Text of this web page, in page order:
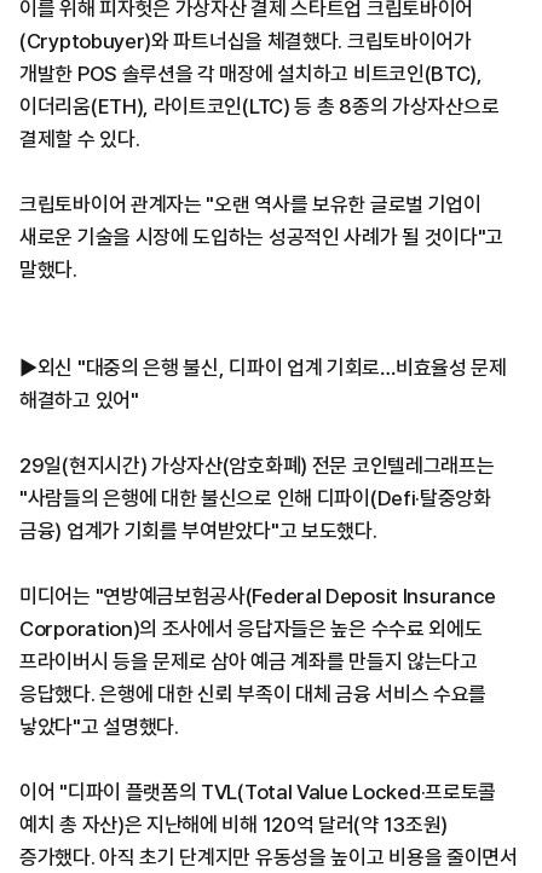
이를 위해 피자헛은 가상자산 결제 스타트업 크립토바이어
(Cryptobuyer)와 파트너십을 체결했다. 크립토바이어가
개발한 POS 솔루션을 각 매장에 설치하고 비트코인(BTC),
이더리움(ETH), 라이트코인(LTC) 등 총 8종의 가상자산으로
결제할 수 있다.
크립토바이어 관계자는 "오랜 역사를 보유한 글로벌 기업이
새로운 기술을 시장에 도입하는 성공적인 사례가 될 것이다"고
말했다.
▶외신 "대중의 은행 불신, 디파이 업계 기회로…비효율성 문제
해결하고 있어"
29일(현지시간) 가상자산(암호화폐) 전문 코인텔레그래프는
"사람들의 은행에 대한 불신으로 인해 디파이(Defi·탈중앙화
금융) 업계가 기회를 부여받았다"고 보도했다.
미디어는 "연방예금보험공사(Federal Deposit Insurance
Corporation)의 조사에서 응답자들은 높은 수수료 외에도
프라이버시 등을 문제로 삼아 예금 계좌를 만들지 않는다고
응답했다. 은행에 대한 신뢰 부족이 대체 금융 서비스 수요를
낳았다"고 설명했다.
이어 "디파이 플랫폼의 TVL(Total Value Locked·프로토콜
예치 총 자산)은 지난해에 비해 120억 달러(약 13조원)
증가했다. 아직 초기 단계지만 유동성을 높이고 비용을 줄이면서